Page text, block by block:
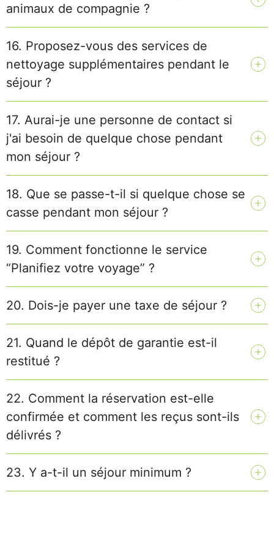
animaux de compagnie ?
16. Proposez-vous des services de
nettoyage supplémentaires pendant le
séjour ?
17. Aurai-je une personne de contact si
j'ai besoin de quelque chose pendant
mon séjour ?
18. Que se passe-t-il si quelque chose se
casse pendant mon séjour ?
19. Comment fonctionne le service
“Planifiez votre voyage” ?
20. Dois-je payer une taxe de séjour ?
21. Quand le dépôt de garantie est-il
restitué ?
22. Comment la réservation est-elle
confirmée et comment les reçus sont-ils
délivrés ?
23. Y a-t-il un séjour minimum ?